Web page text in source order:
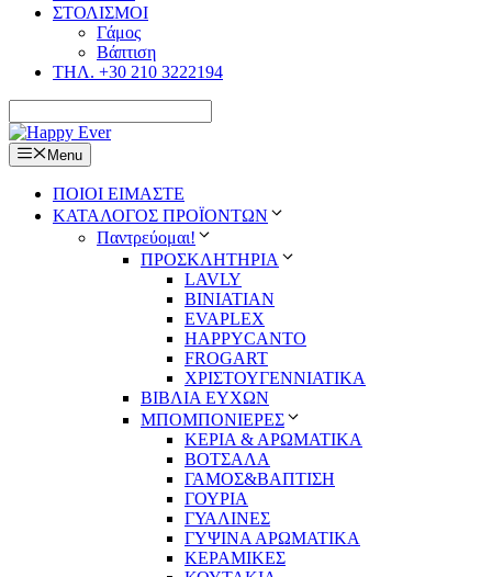
ΣΤΟΛΙΣΜΟΙ
Γάμος
Βάπτιση
ΤΗΛ. +30 210 3222194
Menu
ΠΟΙΟΙ ΕΙΜΑΣΤΕ
ΚΑΤΑΛΟΓΟΣ ΠΡΟΪΟΝΤΩΝ
Παντρεύομαι!
ΠΡΟΣΚΛΗΤΗΡΙΑ
LAVLY
BINIATIAN
EVAPLEX
HAPPYCANTO
FROGART
ΧΡΙΣΤΟΥΓΕΝΝΙΑΤΙΚΑ
ΒΙΒΛΙΑ ΕΥΧΩΝ
ΜΠΟΜΠΟΝΙΕΡΕΣ
ΚΕΡΙΑ & ΑΡΩΜΑΤΙΚΑ
ΒΟΤΣΑΛΑ
ΓΑΜΟΣ&ΒΑΠΤΙΣΗ
ΓΟΥΡΙΑ
ΓΥΑΛΙΝΕΣ
ΓΥΨΙΝΑ ΑΡΩΜΑΤΙΚΑ
ΚΕΡΑΜΙΚΕΣ